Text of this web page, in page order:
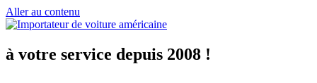
Aller au contenu
à votre service depuis 2008 !